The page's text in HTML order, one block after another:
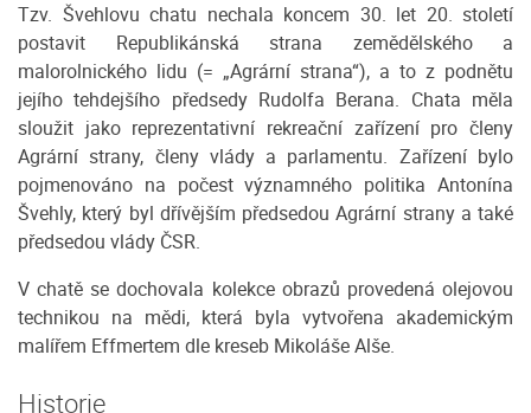
Tzv. Švehlovu chatu nechala koncem 30. let 20. století
postavit Republikánská strana zemědělského a
malorolnického lidu (= „Agrární strana“), a to z podnětu
jejího tehdejšího předsedy Rudolfa Berana. Chata měla
sloužit jako reprezentativní rekreační zařízení pro členy
Agrární strany, členy vlády a parlamentu. Zařízení bylo
pojmenováno na počest významného politika Antonína
Švehly, který byl dřívějším předsedou Agrární strany a také
předsedou vlády ČSR.
V chatě se dochovala kolekce obrazů provedená olejovou
technikou na mědi, která byla vytvořena akademickým
malířem Effmertem dle kreseb Mikoláše Alše.
Historie